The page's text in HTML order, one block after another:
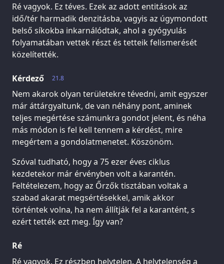
Ré vagyok. Ez téves. Ezek az adott entitások az
idő/tér harmadik denzitásba, vagyis az úgymondott
belső síkokba inkarnálódtak, ahol a gyógyulás
folyamatában vettek részt és tetteik felismerését
közelítették.
21.8
Kérdező
Nem akarok olyan területekre tévedni, amit egyszer
már áttárgyaltunk, de van néhány pont, aminek
teljes megértése számunkra gondot jelent, és néha
más módon is fel kell tennem a kérdést, mire
megértem a gondolatmenetet. Köszönöm.
Szóval tudható, hogy a 75 ezer éves ciklus
kezdetekor már érvényben volt a karantén.
Feltételezem, hogy az Őrzők tisztában voltak a
szabad akarat megsértésekkel, amik akkor
történtek volna, ha nem állítják fel a karantént, s
ezért tették ezt meg. Így van?
Ré
Ré vagyok. Ez részben helytelen. A helytelenség a